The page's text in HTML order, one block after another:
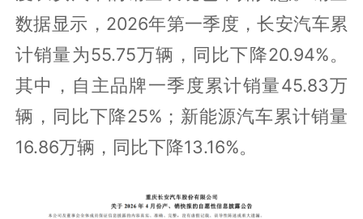
数据显示，2026年第一季度，长安汽车累
计销量为55.75万辆，同比下降20.94%。
其中，自主品牌一季度累计销量45.83万
辆，同比下降25%；新能源汽车累计销量
16.86万辆，同比下降13.16%。